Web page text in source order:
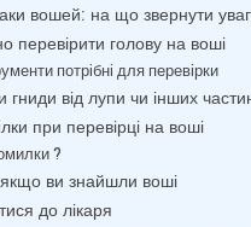
вошей: на що звернути
перевірити голову на воші
потрібні для перевірки
гниди від лупи чи інших
при перевірці на воші
?
ви знайшли воші
до лікаря